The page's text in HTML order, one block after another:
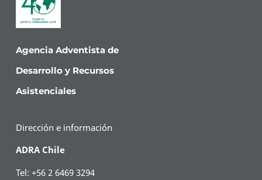
Agencia Adventista de
Desarrollo y Recursos
Asistenciales
Dirección e información
ADRA Chile
Tel: +56 2 6469 3294